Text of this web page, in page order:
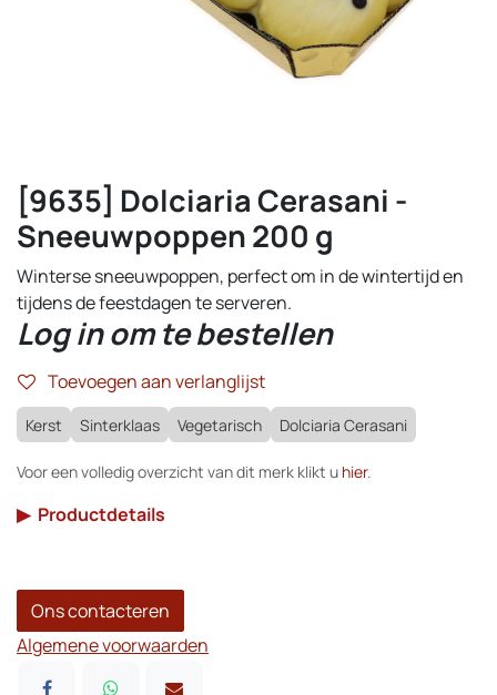
[9635] Dolciaria Cerasani -
Sneeuwpoppen 200 g
Winterse sneeuwpoppen, perfect om in de wintertijd en
tijdens de feestdagen te serveren.
Log in om te bestellen
Toevoegen aan verlanglijst
Kerst Sinterklaas Vegetarisch Dolciaria Cerasani
Voor een volledig overzicht van dit merk klikt u hier.
▶ Productdetails
Ons contacteren
Algemene voorwaarden